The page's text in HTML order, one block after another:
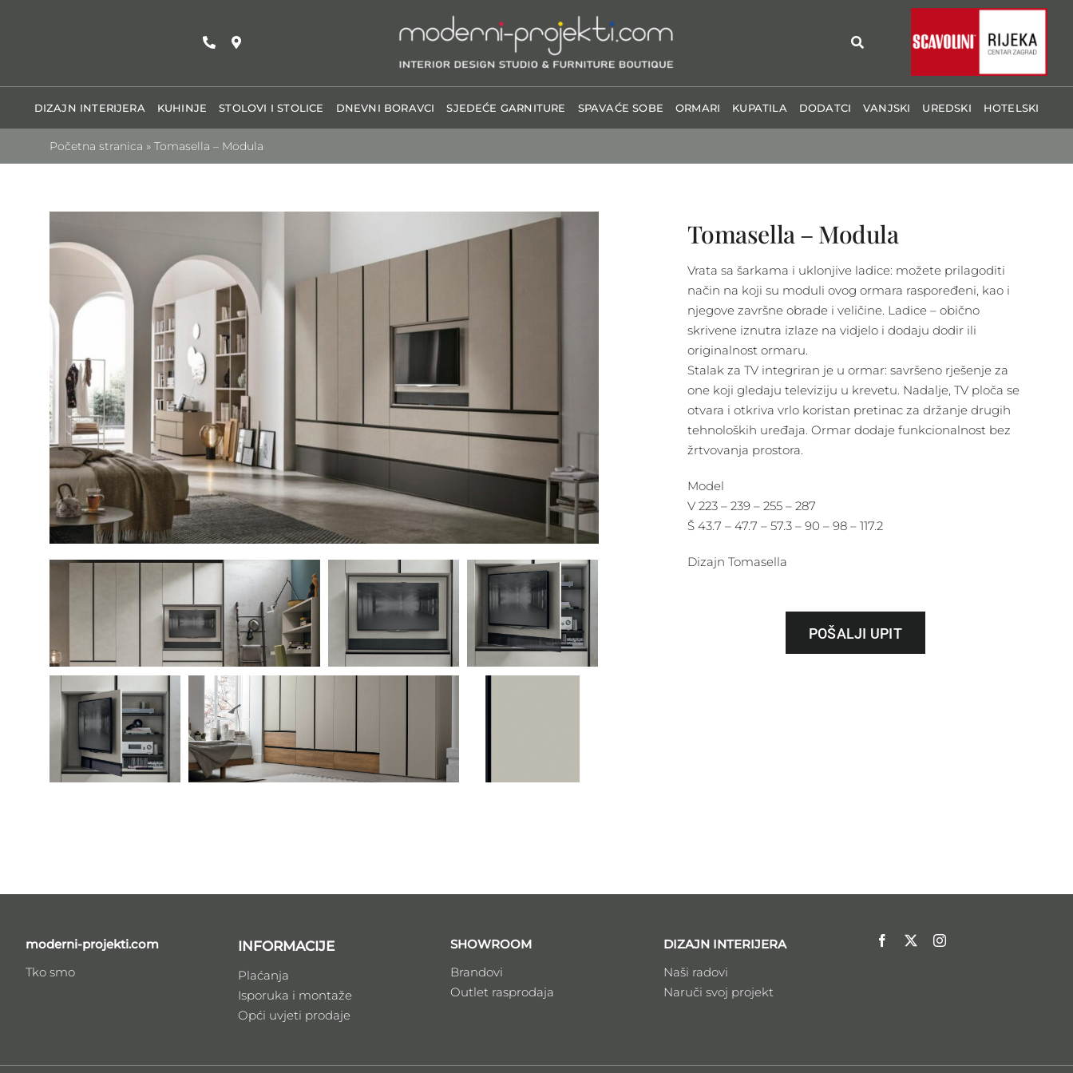
DIZAJN INTERIJERA KUHINJE STOLOVI I STOLICE DNEVNI BORAVCI SJEDEĆE GARNITURE SPAVAĆE SOBE ORMARI KUPATILA DODATCI VANJSKI UREDSKI HOTELSKI
Početna stranica » Tomasella – Modula
Tomasella – Modula
Vrata sa šarkama i uklonjive ladice: možete prilagoditi
način na koji su moduli ovog ormara raspoređeni, kao i
njegove završne obrade i veličine. Ladice – obično
skrivene iznutra izlaze na vidjelo i dodaju dodir ili
originalnost ormaru.
Stalak za TV integriran je u ormar: savršeno rješenje za
one koji gledaju televiziju u krevetu. Nadalje, TV ploča se
otvara i otkriva vrlo koristan pretinac za držanje drugih
tehnoloških uređaja. Ormar dodaje funkcionalnost bez
žrtvovanja prostora.
Model
V 223 – 239 – 255 – 287
Š 43.7 – 47.7 – 57.3 – 90 – 98 – 117.2
Dizajn Tomasella
POŠALJI UPIT
moderni-projekti.com
Tko smo
INFORMACIJE
Plaćanja
Isporuka i montaže
Opći uvjeti prodaje
SHOWROOM
Brandovi
Outlet rasprodaja
DIZAJN INTERIJERA
Naši radovi
Naruči svoj projekt